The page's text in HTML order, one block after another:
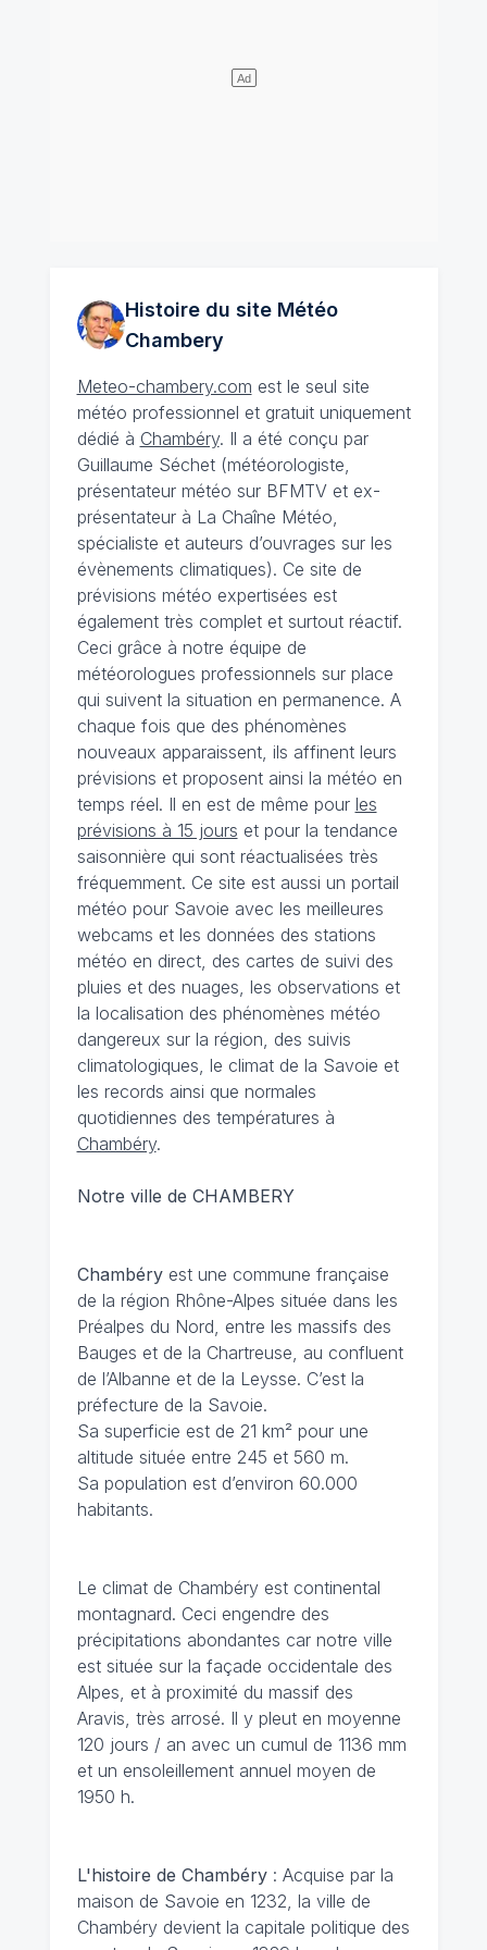
Histoire du site Météo
Chambery
Meteo-chambery.com est le seul site
météo professionnel et gratuit uniquement
dédié à Chambéry. Il a été conçu par
Guillaume Séchet (météorologiste,
présentateur météo sur BFMTV et ex-
présentateur à La Chaîne Météo,
spécialiste et auteurs d’ouvrages sur les
évènements climatiques). Ce site de
prévisions météo expertisées est
également très complet et surtout réactif.
Ceci grâce à notre équipe de
météorologues professionnels sur place
qui suivent la situation en permanence. A
chaque fois que des phénomènes
nouveaux apparaissent, ils affinent leurs
prévisions et proposent ainsi la météo en
temps réel. Il en est de même pour les
prévisions à 15 jours et pour la tendance
saisonnière qui sont réactualisées très
fréquemment. Ce site est aussi un portail
météo pour Savoie avec les meilleures
webcams et les données des stations
météo en direct, des cartes de suivi des
pluies et des nuages, les observations et
la localisation des phénomènes météo
dangereux sur la région, des suivis
climatologiques, le climat de la Savoie et
les records ainsi que normales
quotidiennes des températures à
Chambéry.
Notre ville de CHAMBERY
Chambéryest une commune française
de la région Rhône-Alpes située dans les
Préalpes du Nord, entre les massifs des
Bauges et de la Chartreuse, au confluent
de l’Albanne et de la Leysse. C’est la
préfecture de la Savoie.
Sa superficie est de 21 km² pour une
altitude située entre 245 et 560 m.
Sa population est d’environ 60.000
habitants.
Le climat de Chambéryest continental
montagnard. Ceci engendre des
précipitations abondantes car notre ville
est située sur la façade occidentale des
Alpes, et à proximité du massif des
Aravis, très arrosé. Il y pleut en moyenne
120 jours / an avec un cumul de 1136 mm
et un ensoleillement annuel moyen de
1950 h.
L'histoire de Chambéry: Acquise par la
maison de Savoie en 1232, la ville de
Chambéry devient la capitale politique des